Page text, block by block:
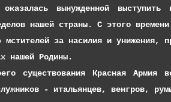
вынужденной
нашей страны. С этого
за насилия и унижения,
нашей Родины.
Красная Армия
- итальянцев, венгров,